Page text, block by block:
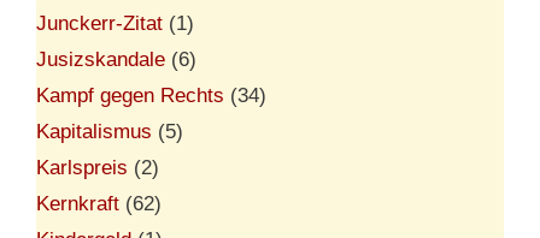
Junckerr-Zitat (1)
Jusizskandale (6)
Kampf gegen Rechts (34)
Kapitalismus (5)
Karlspreis (2)
Kernkraft (62)